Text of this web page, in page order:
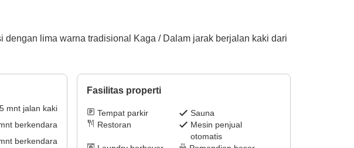
lima warna tradisional Kaga / Dalam jarak berjalan kaki dari
mnt jalan kaki
berkendara
berkendara
Fasilitas properti
Tempat parkir
Sauna
Restoran
Mesin penjual
otomatis